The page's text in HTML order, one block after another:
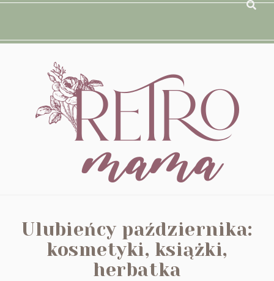
Ulubieńcy października:
kosmetyki, książki,
herbatka